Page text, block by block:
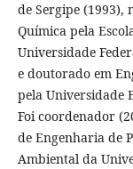
de Sergipe (1993),
Química pela
Universidade
e doutorado em
pela Universidade
Foi coordenador
de Engenharia de
Ambiental da